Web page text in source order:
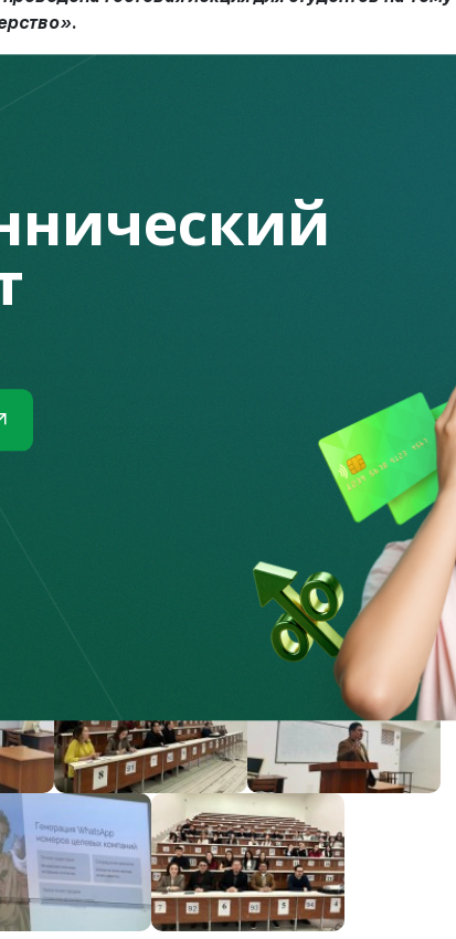
Шарипов.
вопросы, связанные с искусственным интеллектом,
экономикой.
и на том, какие риски это представляет для
искусственного интеллекта в учебных
грамотности. Во время лекции, одна из
находят своих жертв в интернет
свои персональные данные на
после чего специальные программы
мошенники.
основе. Следите за мероприятиями и